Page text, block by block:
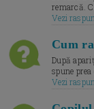
remarcă.
Vezi
Cum
După
spune
Vezi